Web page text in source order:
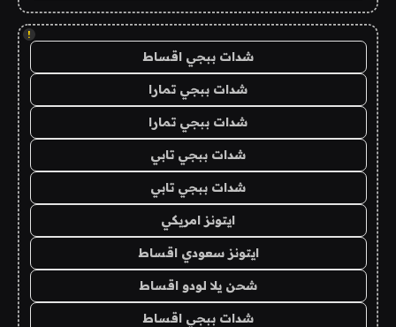
!
شدات ببجي اقساط
شدات ببجي تمارا
شدات ببجي تمارا
شدات ببجي تابي
شدات ببجي تابي
ايتونز امريكي
ايتونز سعودي اقساط
شحن يلا لودو اقساط
شدات ببجي اقساط